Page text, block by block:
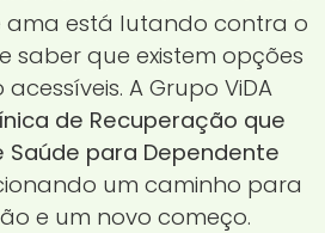
ama está lutando contra o
saber que existem opções
A Grupo ViDA
de Recuperação que
Saúde para Dependente
um caminho para
e um novo começo.